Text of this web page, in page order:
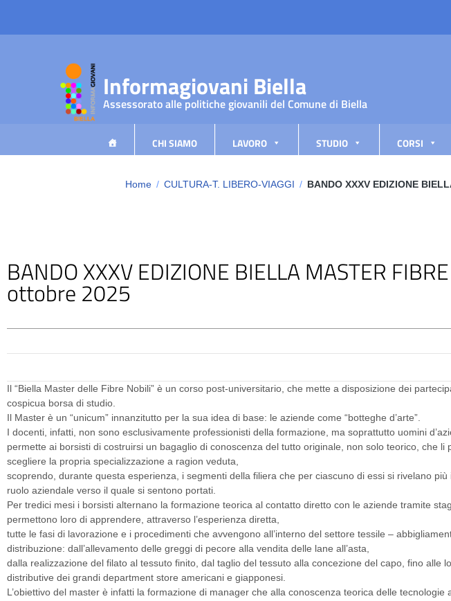
Vai al footer
Informagiovani Biella
Assessorato alle politiche giovanili del Comune di Biella
CHI SIAMO LAVORO STUDIO CORSI
Home / CULTURA-T. LIBERO-VIAGGI / BANDO XXXV EDIZIONE
BANDO XXXV EDIZIONE BIELLA MASTER
ottobre 2025
Il “Biella Master delle Fibre Nobili” è un corso post-universitario, che mette a disposizione dei
cospicua borsa di studio.
Il Master è un “unicum” innanzitutto per la sua idea di base: le aziende come “botteghe d’arte”.
I docenti, infatti, non sono esclusivamente professionisti della formazione, ma soprattutto uomini
permette ai borsisti di costruirsi un bagaglio di conoscenza del tutto originale, non solo teorico, che li
scegliere la propria specializzazione a ragion veduta,
scoprendo, durante questa esperienza, i segmenti della filiera che per ciascuno di essi si rivelano più
ruolo aziendale verso il quale si sentono portati.
Per tredici mesi i borsisti alternano la formazione teorica al contatto diretto con le aziende tramite
permettono loro di apprendere, attraverso l’esperienza diretta,
tutte le fasi di lavorazione e i procedimenti che avvengono all’interno del settore tessile –
distribuzione: dall’allevamento delle greggi di pecore alla vendita delle lane all’asta,
dalla realizzazione del filato al tessuto finito, dal taglio del tessuto alla concezione del capo, fino alle
distributive dei grandi department store americani e giapponesi.
L’obiettivo del master è infatti la formazione di manager che alla conoscenza teorica delle tecnologie